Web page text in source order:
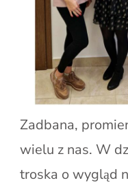
Zadbana,
wielu z nas. W
troska o wygląd